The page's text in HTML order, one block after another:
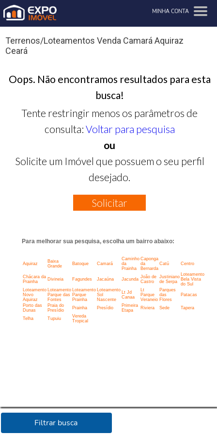
MINHA CONTA
Filtrar busca
Terrenos/Loteamentos Venda Camará Aquiraz
Ceará
Oops. Não encontramos resultados para esta
busca!
Tente restringir menos os parâmetros de
consulta: Voltar para pesquisa
ou
Solicite um Imóvel que possuem o seu perfil
desejado.
Solicitar
Para melhorar sua pesquisa, escolha um bairro abaixo:
Aquiraz
Baixa
Grande
Batoque Camará
Caminho
da
Prainha
Caponga
da
Bernarda
Catú Centro
Chácara da
Prainha
Divineia Fagundes Jacaúna Jacunda João de
Castro
Justiniano
de Serpa
Loteamento
Bela Vista
do Sul
Loteamento
Novo
Aquiraz
Loteamento
Parque das
Fontes
Loteamento
Parque
Prainha
Loteamento
Sol
Nascente
Lt Jd
Canaa
Lt
Parque
Veraneio
Parques
das
Flores
Patacas
Porto das
Dunas
Praia do
Presídio
Prainha Presídio
Primeira
Etapa
Riviera Sede Tapera
Telha Tupuiu
Vereda
Tropical